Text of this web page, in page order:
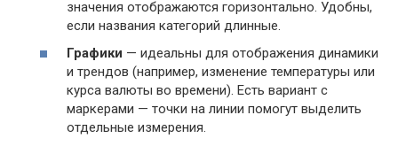
значения отображаются горизонтально. Удобны,
если названия категорий длинные.
Графики — идеальны для отображения динамики
и трендов (например, изменение температуры или
курса валюты во времени). Есть вариант с
маркерами — точки на линии помогут выделить
отдельные измерения.